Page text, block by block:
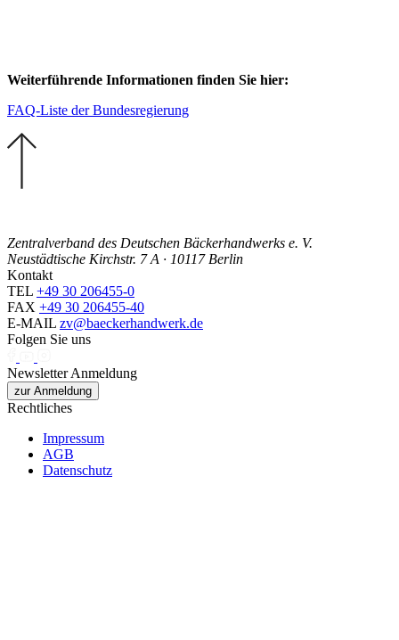
Weiterführende Informationen finden Sie hier:
FAQ-Liste der Bundesregierung
Zentralverband des Deutschen Bäckerhandwerks e. V.
Neustädtische Kirchstr. 7 A · 10117 Berlin
Kontakt
TEL +49 30 206455-0
FAX +49 30 206455-40
E-MAIL zv@baeckerhandwerk.de
Folgen Sie uns
Newsletter Anmeldung
zur Anmeldung
Rechtliches
Impressum
AGB
Datenschutz